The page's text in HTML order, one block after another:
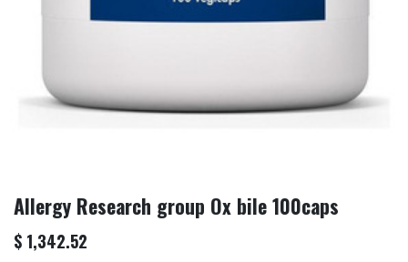
Allergy Research group Ox bile 100caps
$ 1,342.52